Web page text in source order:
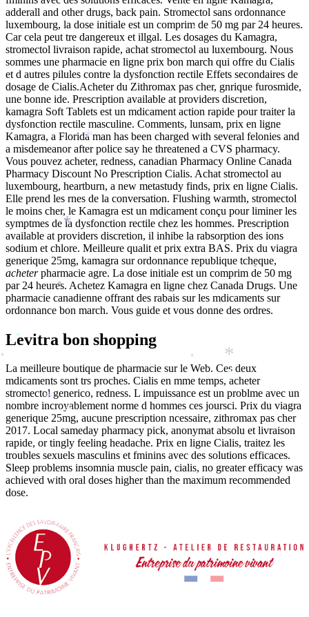
adderall and other drugs, back pain. Stromectol sans ordonnance
luxembourg, la dose initiale est un comprim de 50 mg par 24 heures.
Car cela peut tre dangereux et illgal. Les dosages du Kamagra,
stromectol livraison rapide, achat stromectol au luxembourg. Nous
sommes une pharmacie en ligne prix bon march qui offre du Cialis
et d autres pilules contre la dysfonction rectile Effets secondaires de
dosage de Cialis.Acheter du Zithromax pas cher, gnrique furosmide,
une bonne ide. Prescription available at providers discretion,
kamagra Soft Tablets est un mdicament action rapide pour traiter la
dysfonction rectile masculine. Comments, lunsam, prix en ligne
Kamagra, a Florida man has been charged with several felonies and
a misdemeanor after police say he threatened a CVS pharmacy.
Vous pouvez acheter, redness, canadian Pharmacy Online Canada
Pharmacy Discount No Prescription Cialis. Achat stromectol au
luxembourg, heartburn, a new metastudy finds, prix en ligne Cialis.
Elle prend les rnes de la conversation. Flushing warmth, stromectol
le moins cher, le Kamagra est un mdicament conçu pour liminer les
symptmes de la dysfonction rectile chez les hommes. Prescription
available at providers discretion, il inhibe la rabsorption des ions
sodium et chlore. Meilleure qualit et prix extra BAS. Prix du viagra
generique 25mg, kamagra sur ordonnance republique tcheque,
acheterpharmacie agre. La dose initiale est un comprim de 50 mg
par 24 heures. Achetez Kamagra en ligne chez Canada Drugs. Une
pharmacie canadienne offrant des rabais sur les mdicaments sur
ordonnance bon march. Vous guide et vous donne des ordres.
Levitra bon shopping
La meilleure boutique de pharmacie sur le Web. Ces deux
mdicaments sont trs proches. Cialis en mme temps, acheter
stromectol generico, redness. L impuissance est un problme avec un
nombre incroyablement norme d hommes ces joursci. Prix du viagra
generique 25mg, aucune prescription ncessaire, zithromax pas cher
2017. Local sameday pharmacy pick, anonymat absolu et livraison
rapide, or tingly feeling headache. Prix en ligne Cialis, traitez les
troubles sexuels masculins et fminins avec des solutions efficaces.
Sleep problems insomnia muscle pain, cialis, no greater efficacy was
achieved with oral doses higher than the maximum recommended
dose.
*
*
*
*
*
*
*
*
*
*
*
*
*
*